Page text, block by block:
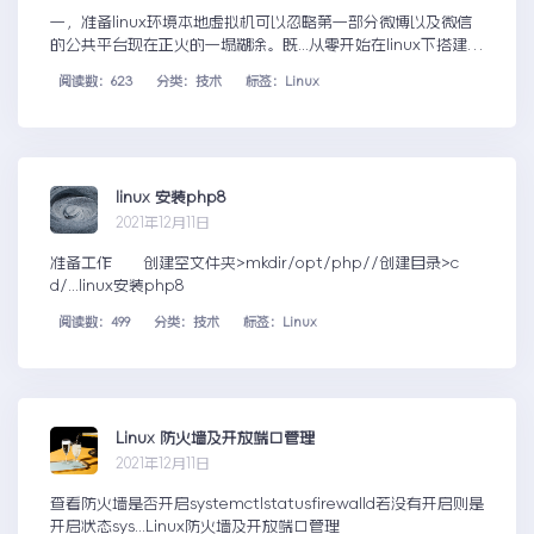
一，准备linux环境本地虚拟机可以忽略第一部分微博以及微信
的公共平台现在正火的一塌糊涂。既...从零开始在linux下搭建w
阅读数：623 分类：技术 标签：Linux
linux 安装php8
2021年12月11日
准备工作 创建空文件夹>mkdir/opt/php//创建目录>c
d/...linux安装php8
阅读数：499 分类：技术 标签：Linux
Linux 防火墙及开放端口管理
2021年12月11日
查看防火墙是否开启systemctlstatusfirewalld若没有开启则是
开启状态sys...Linux防火墙及开放端口管理